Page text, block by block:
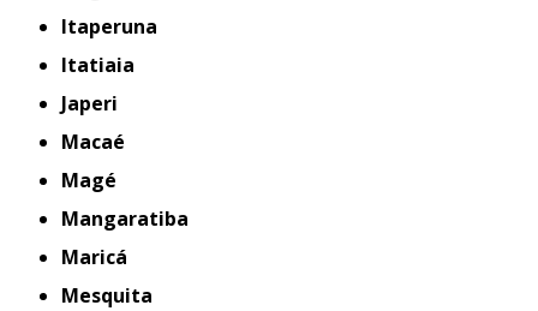
Itaperuna
Itatiaia
Japeri
Macaé
Magé
Mangaratiba
Maricá
Mesquita